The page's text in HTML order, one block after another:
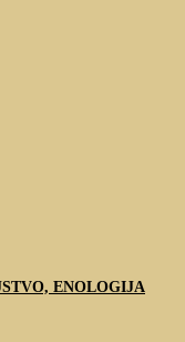
ENOLOGIJA